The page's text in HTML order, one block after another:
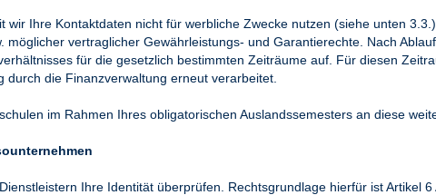
Ihre Kontaktdaten nicht für werbliche Zwecke nutzen (siehe unten
vertraglicher Gewährleistungs- und Garantierechte. Nach
für die gesetzlich bestimmten Zeiträume auf. Für diesen
die Finanzverwaltung erneut verarbeitet.
im Rahmen Ihres obligatorischen Auslandssemesters an diese
Ihre Identität überprüfen. Rechtsgrundlage hierfür ist Artikel